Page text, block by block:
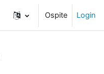
Ospite Login